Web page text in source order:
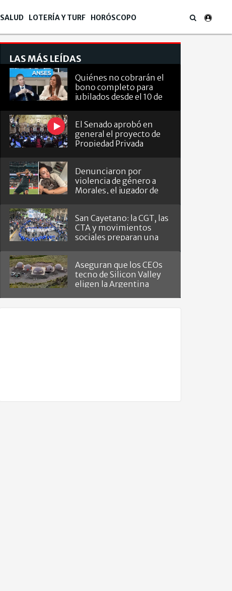
SALUD LOTERÍA Y TURF HORÓSCOPO
LAS MÁS LEÍDAS
Quiénes no cobrarán el
bono completo para
jubilados desde el 10 de
El Senado aprobó en
general el proyecto de
Propiedad Privada
Denunciaron por
violencia de género a
Morales, el jugador de
San Cayetano: la CGT, las
CTA y movimientos
sociales preparan una
Aseguran que los CEOs
tecno de Silicon Valley
eligen la Argentina